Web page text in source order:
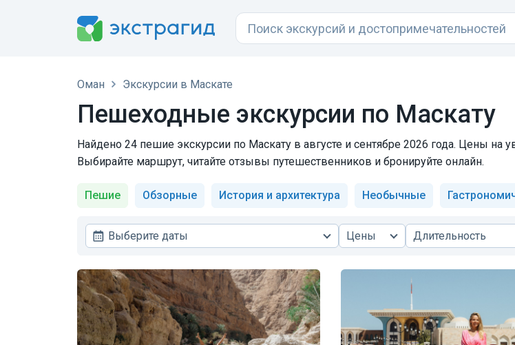
Оман Экскурсии в Маскате
Пешеходные экскурсии по Маскату
Найдено 24 пешие экскурсии по Маскату в августе и сентябре 2026 года. Цены на
Выбирайте маршрут, читайте отзывы путешественников и бронируйте онлайн.
Пешие Обзорные История и архитектура Необычные
Выберите даты Цены Длительность